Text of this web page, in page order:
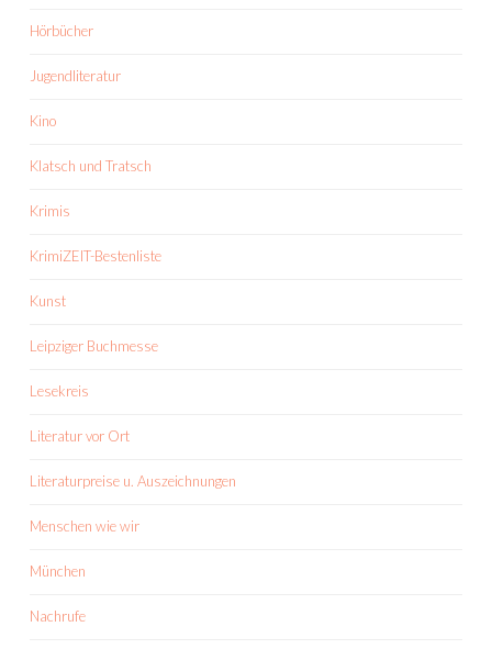
Hörbücher
Jugendliteratur
Kino
Klatsch und Tratsch
Krimis
KrimiZEIT-Bestenliste
Kunst
Leipziger Buchmesse
Lesekreis
Literatur vor Ort
Literaturpreise u. Auszeichnungen
Menschen wie wir
München
Nachrufe